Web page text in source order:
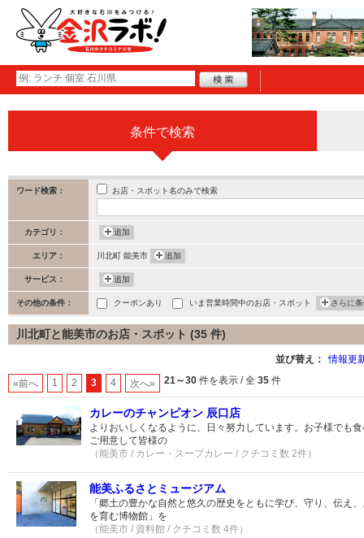
条件で検索
ワード検索： お店・スポット名のみで検索
カテゴリ： 追加
エリア： 川北町 能美市 追加
サービス： 追加
その他の条件： クーポンあり いま営業時間中のお店・スポット さらに
川北町と能美市のお店・スポット (35 件)
並び替え： 情報更
«前へ 1 2 3 4 次へ» 21～30 件を表示 / 全 35 件
カレーのチャンピオン 辰口店
よりおいしくなるように、日々努力しています。お子様でも
ご用意して皆様の
（能美市 / カレー・スープカレー / クチコミ数 2件）
能美ふるさとミュージアム
「郷土の豊かな自然と悠久の歴史をともに学び、守り、伝え
を育む博物館」を
（能美市 / 資料館 / クチコミ数 4件）